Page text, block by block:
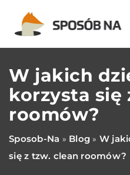
W jakich
korzysta się
roomów?
Sposob-Na » Blog » W
się z tzw. clean roomów?